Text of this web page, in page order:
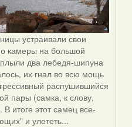
устраивали свои
камеры на большой
два лебедя-шипуна
их гнал во всю мощь
распушившийся
пары (самка, к слову,
итоге этот самец все-
и улететь...